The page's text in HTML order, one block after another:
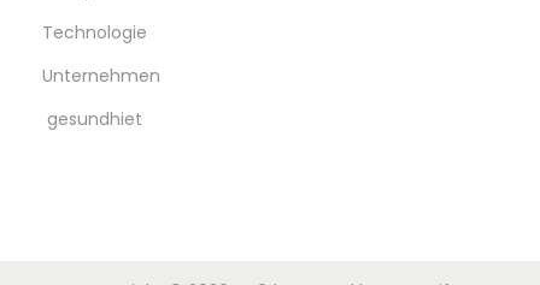
Technologie
Unternehmen
gesundhiet